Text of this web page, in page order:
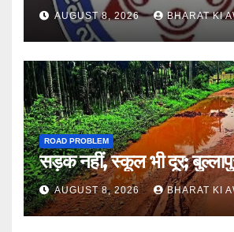
AUGUST 8, 2026 BHARAT KI
ROAD PROBLEM
सड़क नहीं, स्कूल भी दूर;
AUGUST 8, 2026 BHARAT KI